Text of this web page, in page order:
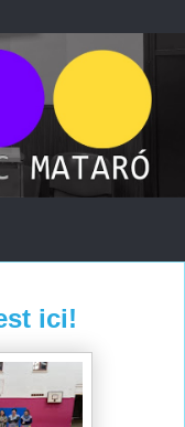
ici!